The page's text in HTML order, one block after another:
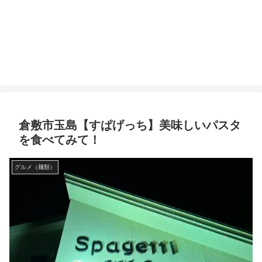
倉敷市玉島【すぱげっち】美味しいパスタ
を食べてみて！
グルメ（麺類）